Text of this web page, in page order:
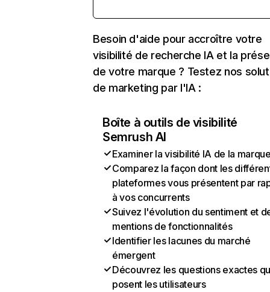
Besoin d'aide pour accroître votre
visibilité de recherche IA et la
de votre marque ? Testez nos
de marketing par l'IA :
Boîte à outils de visibilité
Semrush AI
Examiner la visibilité IA de la
Comparez la façon dont les
plateformes vous présentent par
à vos concurrents
Suivez l'évolution du sentiment et
mentions de fonctionnalités
Identifier les lacunes du marché
émergent
Découvrez les questions exactes
posent les utilisateurs